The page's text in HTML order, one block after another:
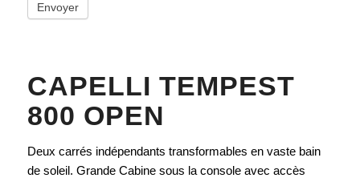
Envoyer
CAPELLI TEMPEST
800 OPEN
Deux carrés indépendants transformables en vaste bain
de soleil. Grande Cabine sous la console avec accès